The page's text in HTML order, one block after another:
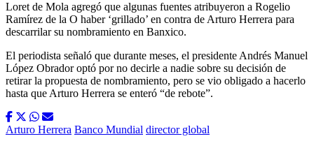
Loret de Mola agregó que algunas fuentes atribuyeron a Rogelio
Ramírez de la O haber ‘grillado’ en contra de Arturo Herrera para
descarrilar su nombramiento en Banxico.
El periodista señaló que durante meses, el presidente Andrés Manuel
López Obrador optó por no decirle a nadie sobre su decisión de
retirar la propuesta de nombramiento, pero se vio obligado a hacerlo
hasta que Arturo Herrera se enteró “de rebote”.
Arturo Herrera Banco Mundial director global